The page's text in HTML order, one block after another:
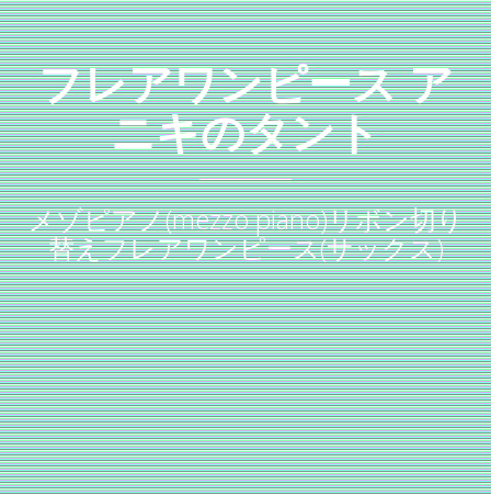
フレアワンピース ア
ニキのタント
メゾピアノ(mezzo piano)リボン切り
替えフレアワンピース(サックス)